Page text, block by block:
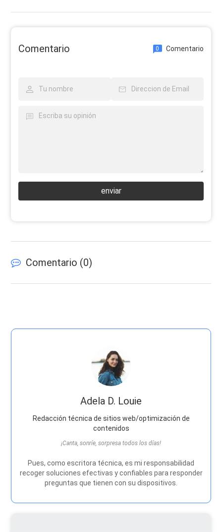
Comentario 0 Comentario
enviar
Comentario (0)
Adela D. Louie
Redacción técnica de sitios web/optimización de
contenidos
¡Canta, sonríe, sorpresa todos los días!
Pues, como escritora técnica, es mi responsabilidad
recoger soluciones efectivas y confiables para responder
preguntas que tienen con su dispositivos.